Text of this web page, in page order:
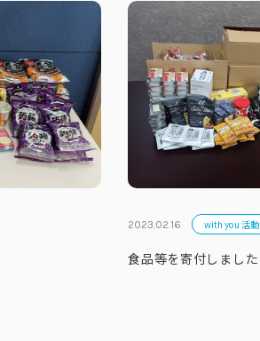
2023.02.16 with you 活動
食品等を寄付しました